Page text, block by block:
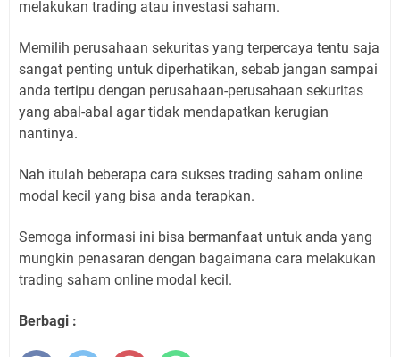
melakukan trading atau investasi saham.
Memilih perusahaan sekuritas yang terpercaya tentu saja
sangat penting untuk diperhatikan, sebab jangan sampai
anda tertipu dengan perusahaan-perusahaan sekuritas
yang abal-abal agar tidak mendapatkan kerugian
nantinya.
Nah itulah beberapa cara sukses trading saham online
modal kecil yang bisa anda terapkan.
Semoga informasi ini bisa bermanfaat untuk anda yang
mungkin penasaran dengan bagaimana cara melakukan
trading saham online modal kecil.
Berbagi :